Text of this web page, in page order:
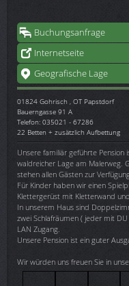
Buchungsanfrage
Internetseite
Geografische Lage
01824 Gohrisch , OT Papstdorf
Bauerngasse 91 A
Telefon: 035021 - 67286
22 Betten + zusätzlich Aufbettung
Unsere familiär geführte Pension
waldreicher Lage am Malerweg.
stehen allen Gästen zur
Für Kinder haben wir einen
Klettergerüst mit Kletterwand
In unserem Haus sind
zwei Schlafräumen ( jeder mit
LAN Zugang.
Unsere Pension ist ein guter
Wir würden uns freuen Sie in